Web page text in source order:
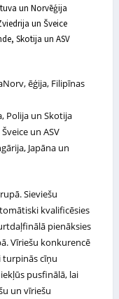
un Norvēģija
un Šveice
Skotija un ASV
ēģija, Filipīnas
Polija un Skotija
Šveice un ASV
Japāna un
Sieviešu
kvalificēsies
pienāksies
Vīriešu konkurencē
cīņu
pusfinālā, lai
un vīriešu